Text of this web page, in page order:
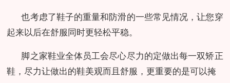
也考虑了鞋子的重量和防滑的一些常见情况，让您穿
起来以后在舒服同时更轻松平稳。
脚之家鞋业全体员工会尽心尽力的定做出每一双矫正
鞋，尽力让做出的鞋美观而且舒服，更重要的是可以掩